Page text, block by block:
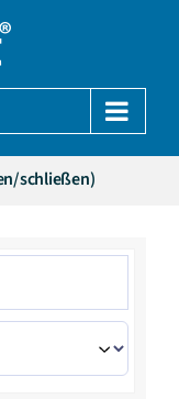
schließen)